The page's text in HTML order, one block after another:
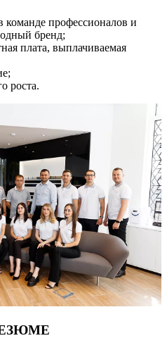
команде профессионалов и
бренд;
плата, выплачиваемая
роста.